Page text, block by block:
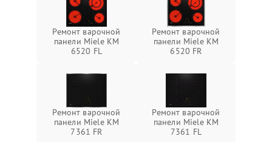
Ремонт варочной
панели Miele KM
6520 FL
Ремонт варочной
панели Miele KM
6520 FR
Ремонт варочной
панели Miele KM
7361 FR
Ремонт варочной
панели Miele KM
7361 FL